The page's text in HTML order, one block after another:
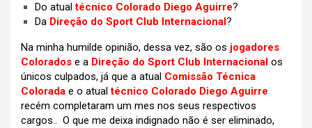
Do atualtécnico Colorado Diego Aguirre?
Da Direção do Sport Club Internacional?
Na minha humilde opinião, dessa vez, são os jogadores
Colorados e a Direção do Sport Club Internacional os
únicos culpados, já que a atual Comissão Técnica
Colorada e o atualtécnico Colorado Diego Aguirre
recém completaram um mes nos seus respectivos
cargos.. O que me deixa indignado não é ser eliminado,